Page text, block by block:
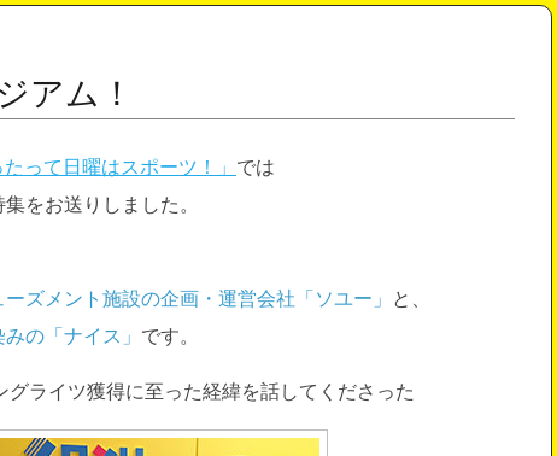
アム！
たって日曜はスポーツ！」 では
集をお送りしました。
ーズメント施設の企画・運営会社「ソユー」
と、
の「ナイス」 です。
グライツ獲得に至った経緯を話してくださった